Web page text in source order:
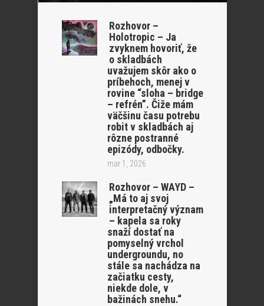
Rozhovor –
Holotropic – Ja
zvyknem hovoriť, že
o skladbách
uvažujem skôr ako o
príbehoch, menej v
rovine “sloha – bridge
– refrén”. Čiže mám
väčšinu času potrebu
robit v skladbách aj
rôzne postranné
epizódy, odbočky.
mar 1, 2026
Rozhovor – WAYD –
„Má to aj svoj
interpretačný význam
– kapela sa roky
snaží dostať na
pomyselný vrchol
undergroundu, no
stále sa nachádza na
začiatku cesty,
niekde dole, v
bažinách snehu.“